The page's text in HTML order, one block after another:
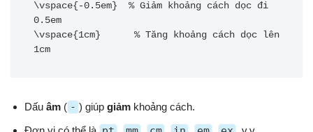
\vspace{-0.5em}  % Giảm khoảng cách dọc đi
0.5em
\vspace{1cm}      % Tăng khoảng cách dọc lên
Dấu âm ( - ) giúp giảm khoảng cách.